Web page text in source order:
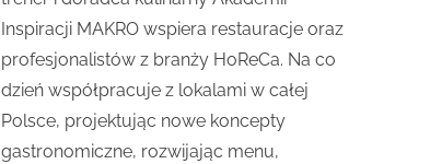
Inspiracji MAKRO wspiera restauracje oraz
profesjonalistów z branży HoReCa. Na co
dzień współpracuje z lokalami w całej
Polsce, projektując nowe koncepty
gastronomiczne, rozwijając menu,